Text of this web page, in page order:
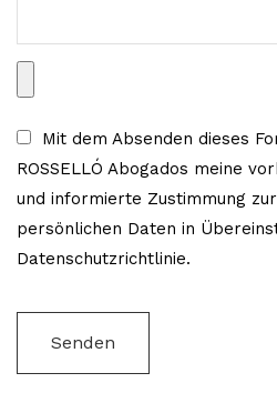
Mit dem Absenden dieses
ROSSELLÓ Abogados meine
und informierte Zustimmung
persönlichen Daten in
Datenschutzrichtlinie.
Senden